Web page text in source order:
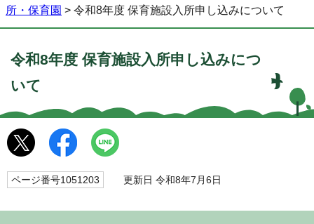
所・保育園 > 令和8年度 保育施設入所申し込みについて
令和8年度 保育施設入所申し込みにつ
いて
ページ番号1051203 更新日 令和8年7月6日